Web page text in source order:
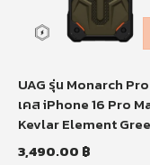
UAG รุ่น Monarch
เคส iPhone 16 Pro
Kevlar Element
3,490.00 ฿